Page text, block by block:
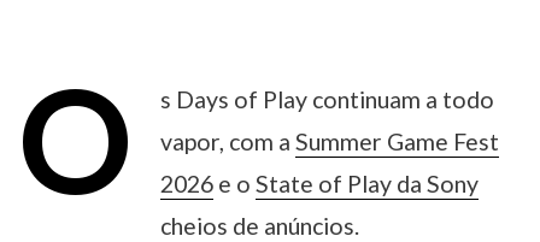
O
s Days of Play continuam a todo
vapor, com aSummer Game Fest
2026 e oState of Play da Sony
cheios de anúncios.